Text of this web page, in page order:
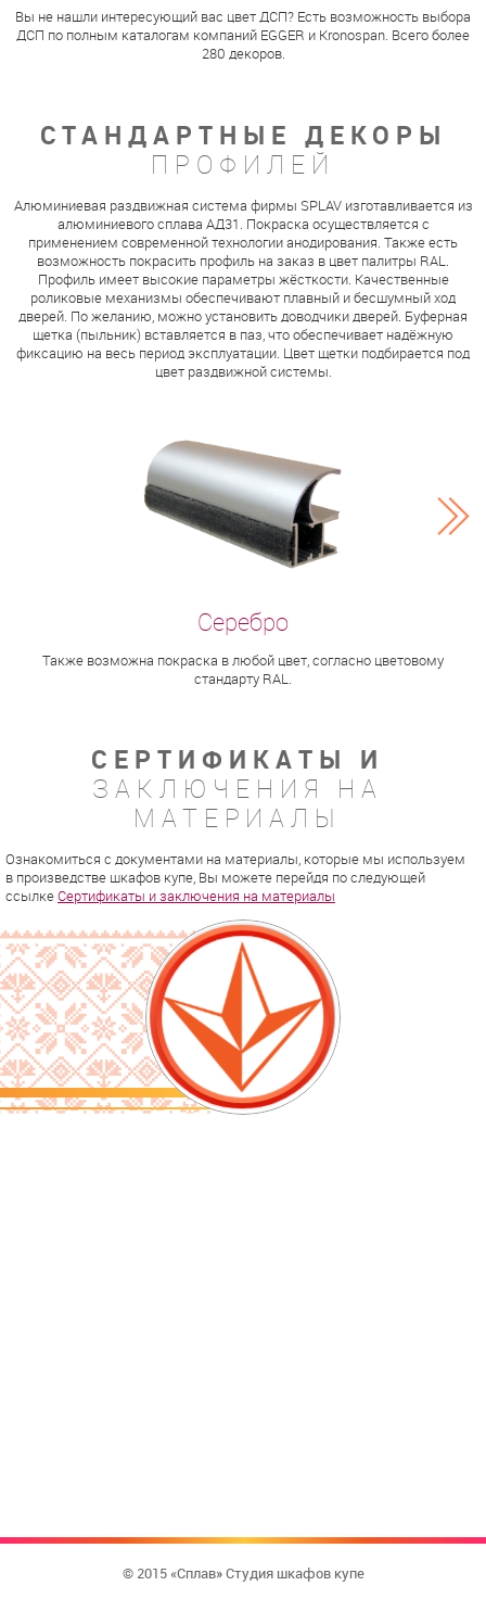
Вы не нашли интересующий вас цвет ДСП? Есть возможность выбора
ДСП по полным каталогам компаний EGGER и Kronospan. Всего более
280 декоров.
СТАНДАРТНЫЕ ДЕКОРЫ
ПРОФИЛЕЙ
Алюминиевая раздвижная система фирмы SPLAV изготавливается из
алюминиевого сплава АД31. Покраска осуществляется с
применением современной технологии анодирования. Также есть
возможность покрасить профиль на заказ в цвет палитры RAL.
Профиль имеет высокие параметры жёсткости. Качественные
роликовые механизмы обеспечивают плавный и бесшумный ход
дверей. По желанию, можно установить доводчики дверей. Буферная
щетка (пыльник) вставляется в паз, что обеспечивает надёжную
фиксацию на весь период эксплуатации. Цвет щетки подбирается под
цвет раздвижной системы.
Также возможна покраска в любой цвет, согласно цветовому
стандарту RAL.
СЕРТИФИКАТЫ И
ЗАКЛЮЧЕНИЯ НА
МАТЕРИАЛЫ
Ознакомиться с документами на материалы, которые мы используем
в произведстве шкафов купе, Вы можете перейдя по следующей
ссылкеСертификаты и заключения на материалы
© 2015 «Сплав» Студия шкафов купе